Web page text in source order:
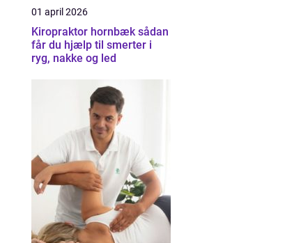
01 april 2026
Kiropraktor hornbæk sådan
får du hjælp til smerter i
ryg, nakke og led